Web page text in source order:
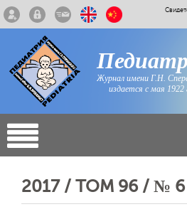
Журнал имени Г.Н.
издается с мая 1922
2017 / ТОМ 96 / № 6